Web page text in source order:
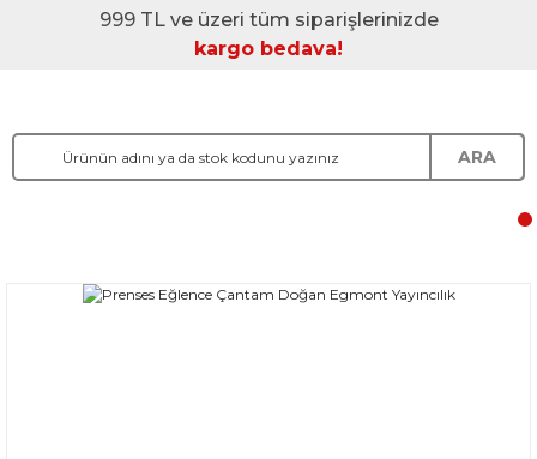
999 TL ve üzeri tüm siparişlerinizde
kargo bedava!
ARA